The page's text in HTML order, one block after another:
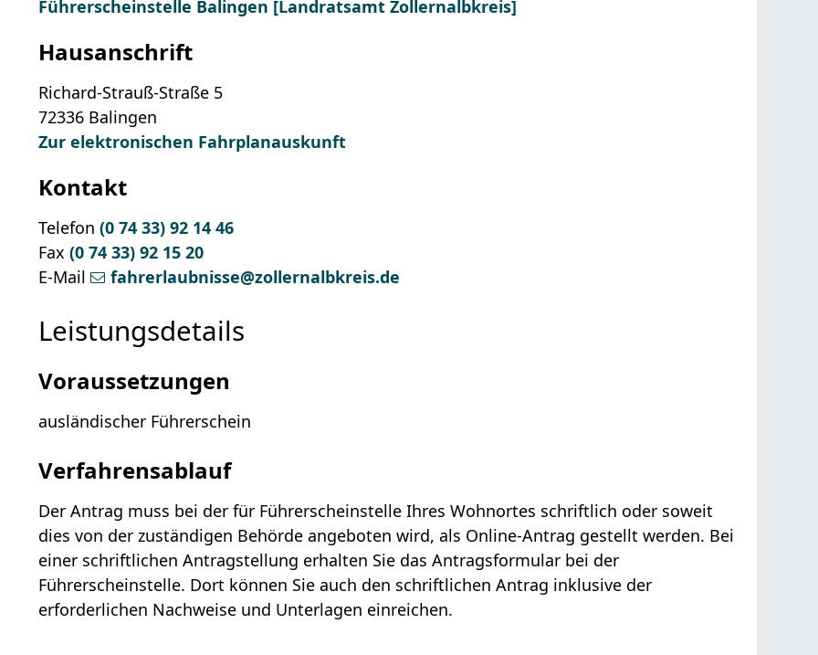
Führerscheinstelle Balingen [Landratsamt Zollernalbkreis]
Hausanschrift
Richard-Strauß-Straße 5
72336 Balingen
Zur elektronischen Fahrplanauskunft
Kontakt
Telefon (0 74 33) 92 14 46
Fax (0 74 33) 92 15 20
E-Mail
fahrerlaubnisse@zollernalbkreis.de
Leistungsdetails
Voraussetzungen
ausländischer Führerschein
Verfahrensablauf
Der Antrag muss bei der für Führerscheinstelle Ihres Wohnortes schriftlich oder soweit
dies von der zuständigen Behörde angeboten wird, als Online-Antrag gestellt werden. Bei
einer schriftlichen Antragstellung erhalten Sie das Antragsformular bei der
Führerscheinstelle. Dort können Sie auch den schriftlichen Antrag inklusive der
erforderlichen Nachweise und Unterlagen einreichen.